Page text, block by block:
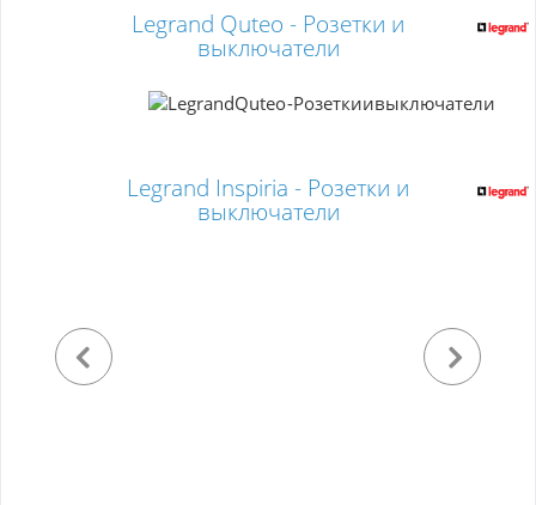
Legrand Quteo - Розетки и
выключатели
Legrand Inspiria - Розетки и
выключатели